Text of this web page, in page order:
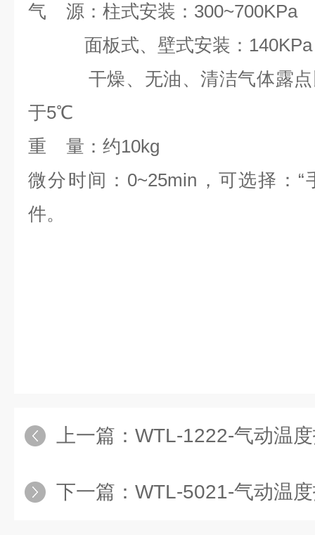
气 源：柱式安装：300~700KPa
面板式、壁式安装：140KPa
干燥、无油、清洁气体露
于5℃
重 量：约10kg
微分时间：0~25min，可选择：
件。
上一篇： WTL-1222-气动温度指示调节（
下一篇： WTL-5021-气动温度指示调节（